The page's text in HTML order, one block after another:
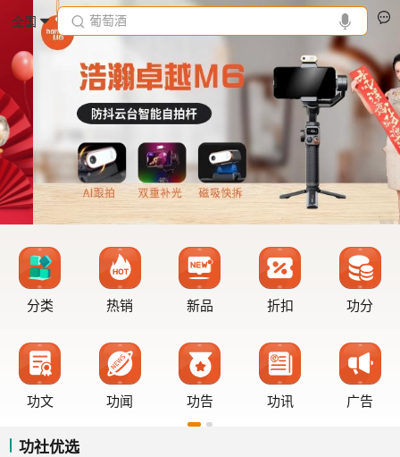
全国 葡萄酒
分类 热销 新品 折扣 功分
功文 功闻 功告 功讯 广告
功社优选